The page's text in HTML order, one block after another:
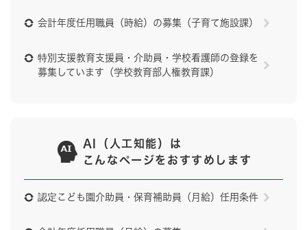
会計年度任用職員（時給）の募集（子育て施設課）
特別支援教育支援員・介助員・学校看護師の登録を
募集しています（学校教育部人権教育課）
AI（人工知能）は
こんなページをおすすめします
認定こども園介助員・保育補助員（月給）任用条件